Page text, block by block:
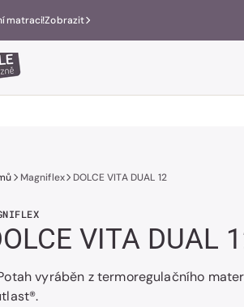
matraci!Zobrazit
Magniflex DOLCE VITA DUAL 12
VITA DUAL
vyráběn z termoregulačního